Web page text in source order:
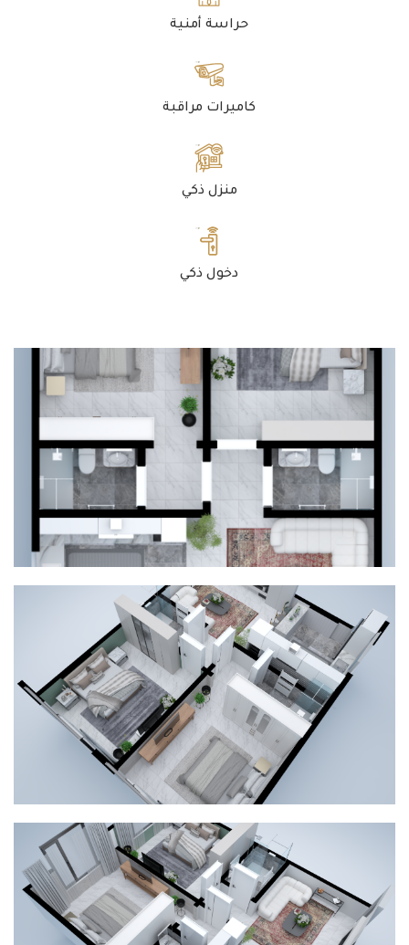
حراسة أمنية
كاميرات مراقبة
منزل ذكي
دخول ذكي